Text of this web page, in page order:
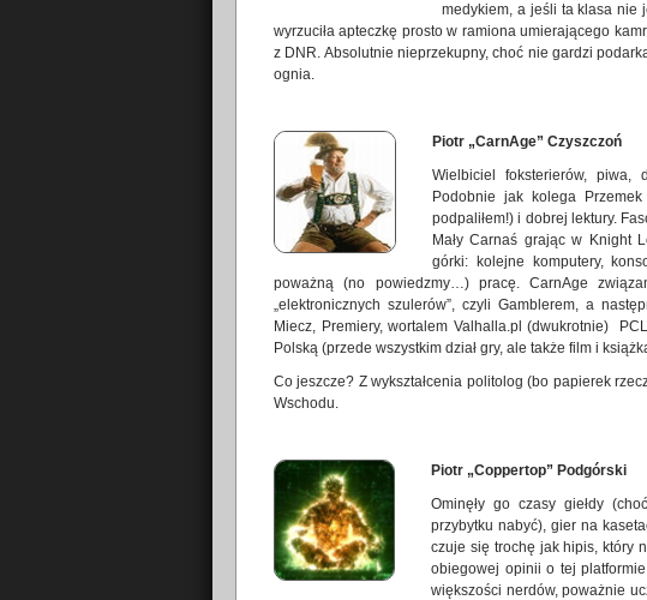
medykiem, a jeśli ta klasa nie
wyrzuciła apteczkę prosto w ramiona umierającego
z DNR. Absolutnie nieprzekupny, choć nie gardzi
ognia.
Piotr „CarnAge” Czyszczoń
Wielbiciel foksterierów, piwa,
Podobnie jak kolega
podpaliłem!) i dobrej lektury.
Mały Carnaś grając w Knight
górki: kolejne komputery,
poważną (no powiedzmy…) pracę. CarnAge
„elektronicznych szulerów”, czyli Gamblerem, a
Miecz, Premiery, wortalem Valhalla.pl (dwukrotnie)
Polską (przede wszystkim dział gry, ale także film i
Co jeszcze? Z wykształcenia politolog (bo papierek
Wschodu.
Piotr „Coppertop” Podgórski
Ominęły go czasy giełdy
przybytku nabyć), gier na
czuje się trochę jak hipis, który
obiegowej opinii o tej
większości nerdów, poważnie